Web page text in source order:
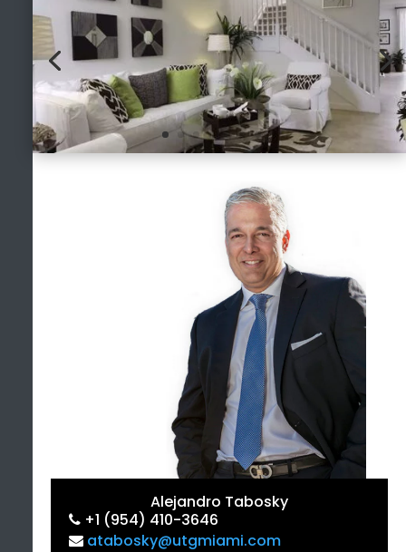
Alejandro Tabosky
+1 (954) 410-3646
atabosky@utgmiami.com